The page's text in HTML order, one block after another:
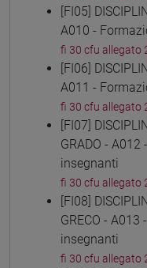
[FI05]
A010 -
fi 30 cfu allegato
[FI06]
A011 -
fi 30 cfu allegato
[FI07]
GRADO -
insegnanti
fi 30 cfu allegato
[FI08]
GRECO -
insegnanti
fi 30 cfu allegato